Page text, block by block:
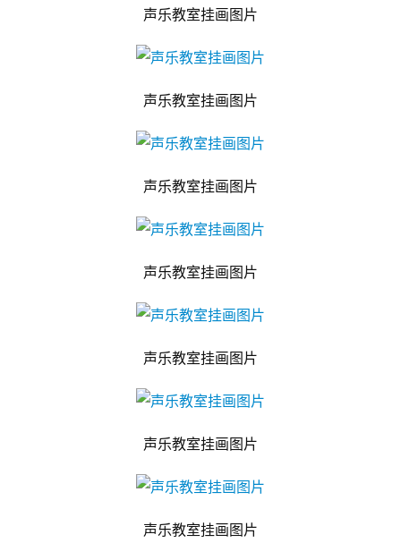
声乐教室挂画图片
声乐教室挂画图片
声乐教室挂画图片
声乐教室挂画图片
声乐教室挂画图片
声乐教室挂画图片
声乐教室挂画图片